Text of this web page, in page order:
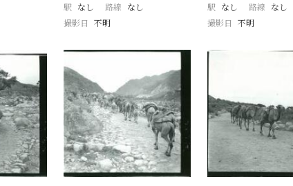
駅 なし 路線 なし
撮影日 不明
駅 なし 路線 なし
撮影日 不明